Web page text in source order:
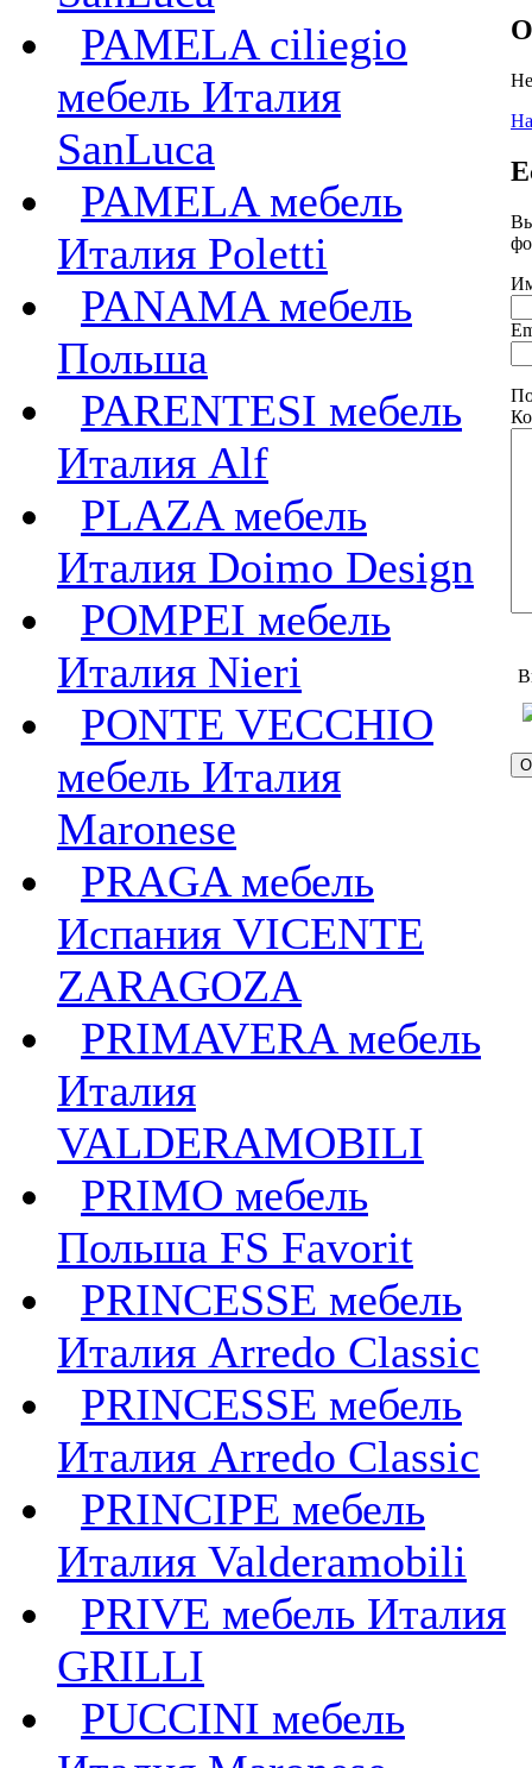
PAMELA ciliegio
мебель Италия
SanLuca
PAMELA мебель
Италия Poletti
PANAMA мебель
Польша
PARENTESI мебель
Италия Alf
PLAZA мебель
Италия Doimo Design
POMPEI мебель
Италия Nieri
PONTE VECCHIO
мебель Италия
Maronese
PRAGA мебель
Испания VICENTE
ZARAGOZA
PRIMAVERA мебель
Италия
VALDERAMOBILI
PRIMO мебель
Польша FS Favorit
PRINCESSE мебель
Италия Arredo Classic
PRINCESSE мебель
Италия Arredo Classic
PRINCIPE мебель
Италия Valderamobili
PRIVE мебель Италия
GRILLI
PUCCINI мебель